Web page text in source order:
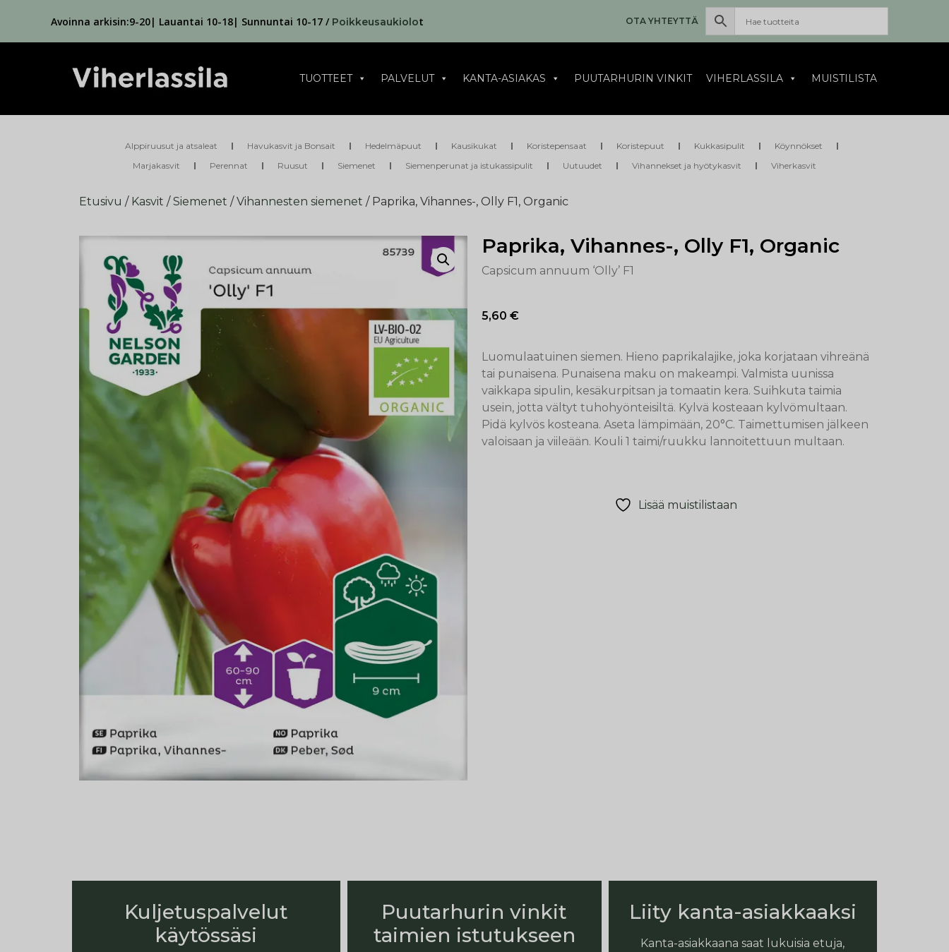
Avoinna arkisin:9-20| Lauantai 10-18| Sunnuntai 10-17 / Poikkeusaukiolot OTA YHTEYTTÄ
TUOTTEET PALVELUT KANTA-ASIAKAS PUUTARHURIN VINKIT VIHERLASSILA MUISTILISTA
Alppiruusut ja atsaleat Havukasvit ja Bonsait Hedelmäpuut Kausikukat Koristepensaat Koristepuut Kukkasipulit
Köynnökset
Marjakasvit
Perennat Ruusut Siemenet Siemenperunat ja istukassipulit Uutuudet Vihannekset ja hyötykasvit Viherkasvit
Etusivu / Kasvit /Siemenet /Vihannesten siemenet / Paprika, Vihannes-, Olly F1, Organic
Paprika, Vihannes-, Olly F1, Organic
Capsicum annuum ‘Olly’ F1
5,60 €
Luomulaatuinen siemen. Hieno paprikalajike, joka korjataan vihreänä
tai punaisena. Punaisena maku on makeampi. Valmista uunissa
vaikkapa sipulin, kesäkurpitsan ja tomaatin kera. Suihkuta taimia
usein, jotta vältyt tuhohyönteisiltä. Kylvä kosteaan kylvömultaan.
Pidä kylvös kosteana. Aseta lämpimään, 20°C. Taimettumisen jälkeen
valoisaan ja viileään. Kouli 1 taimi/ruukku lannoitettuun multaan.
Lisää muistilistaan
Kuljetuspalvelut
käytössäsi
Puutarhurin vinkit
taimien istutukseen
Liity kanta-asiakkaaksi
Kanta-asiakkaana saat lukuisia etuja,